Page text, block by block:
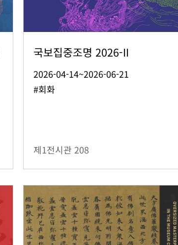
국보집중조명 2026-II
2026-04-14~2026-06-21
#회화
제1전시관 208